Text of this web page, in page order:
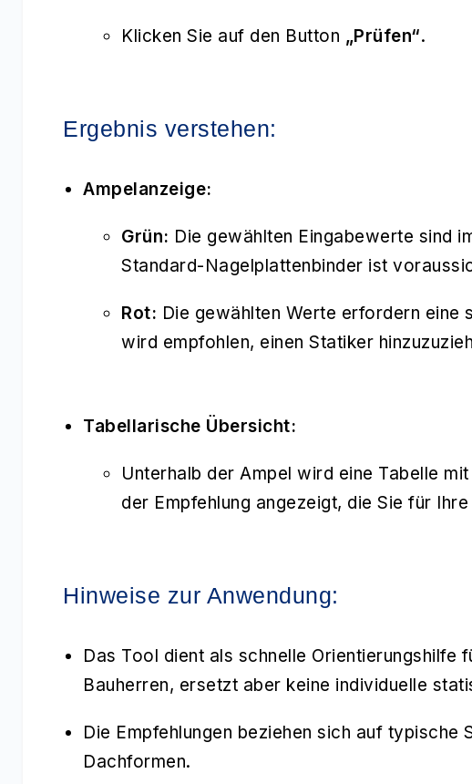
Klicken Sie auf den Button „Prüfen“.
Ergebnis verstehen:
Ampelanzeige:
Grün: Die gewählten Eingabewerte sind
Standard-Nagelplattenbinder ist
Rot: Die gewählten Werte erfordern eine
wird empfohlen, einen Statiker
Tabellarische Übersicht:
Unterhalb der Ampel wird eine Tabelle
der Empfehlung angezeigt, die Sie für
Hinweise zur Anwendung:
Das Tool dient als schnelle Orientierungshilfe
Bauherren, ersetzt aber keine individuelle
Die Empfehlungen beziehen sich auf typische
Dachformen.